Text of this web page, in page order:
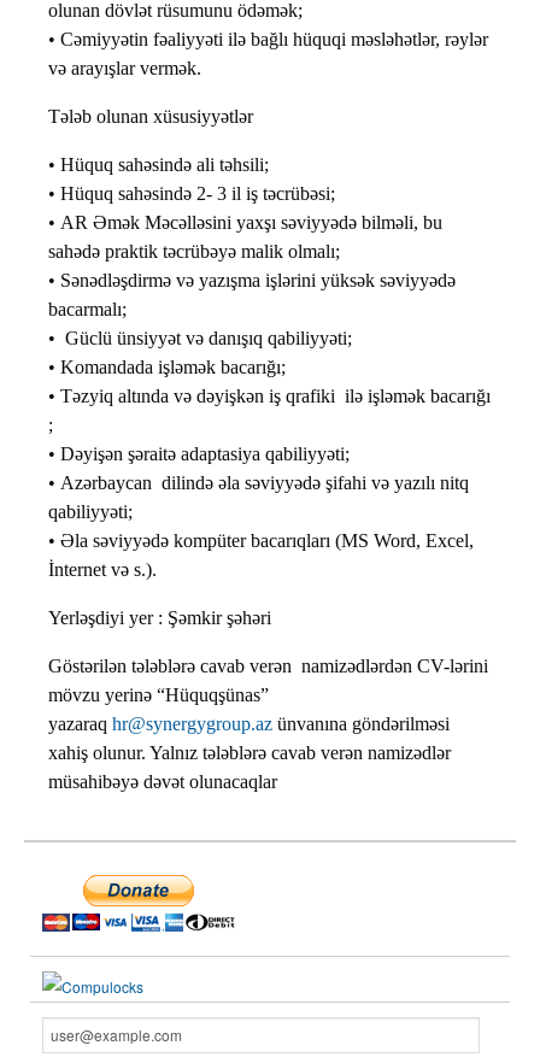
olunan dövlət rüsumunu ödəmək;
• Cəmiyyətin fəaliyyəti ilə bağlı hüquqi məsləhətlər, rəylər
və arayışlar vermək.
Tələb olunan xüsusiyyətlər
• Hüquq sahəsində ali təhsili;
• Hüquq sahəsində 2- 3 il iş təcrübəsi;
• AR Əmək Məcəlləsini yaxşı səviyyədə bilməli, bu
sahədə praktik təcrübəyə malik olmalı;
• Sənədləşdirmə və yazışma işlərini yüksək səviyyədə
bacarmalı;
• Güclü ünsiyyət və danışıq qabiliyyəti;
• Komandada işləmək bacarığı;
• Təzyiq altında və dəyişkən iş qrafiki ilə işləmək bacarığı
;
• Dəyişən şəraitə adaptasiya qabiliyyəti;
• Azərbaycan dilində əla səviyyədə şifahi və yazılı nitq
qabiliyyəti;
• Əla səviyyədə kompüter bacarıqları (MS Word, Excel,
İnternet və s.).
Yerləşdiyi yer : Şəmkir şəhəri
Göstərilən tələblərə cavab verən namizədlərdən CV-lərini
mövzu yerinə “Hüquqşünas”
yazaraq hr@synergygroup.az ünvanına göndərilməsi
xahiş olunur. Yalnız tələblərə cavab verən namizədlər
müsahibəyə dəvət olunacaqlar